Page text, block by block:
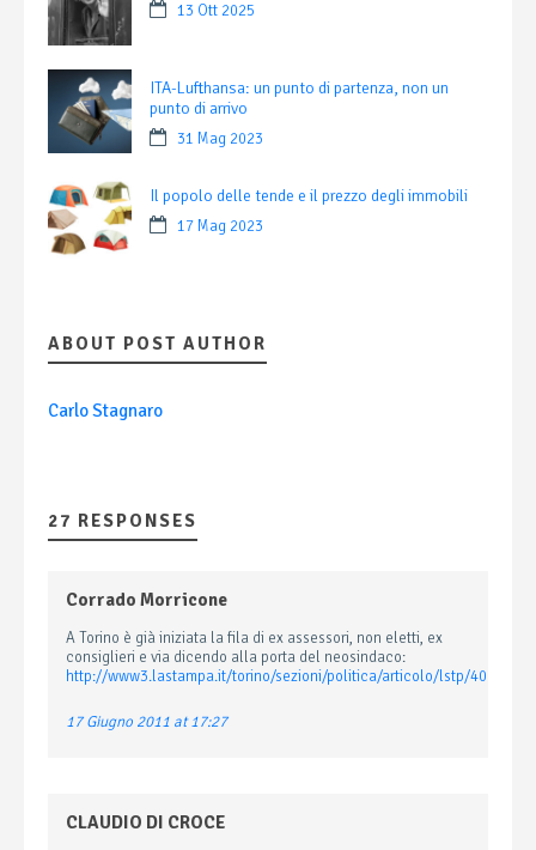
13 Ott 2025
ITA-Lufthansa: un punto di partenza, non un
punto di arrivo
31 Mag 2023
Il popolo delle tende e il prezzo degli immobili
17 Mag 2023
ABOUT POST AUTHOR
Carlo Stagnaro
27 RESPONSES
Corrado Morricone
A Torino è già iniziata la fila di ex assessori, non eletti, ex
consiglieri e via dicendo alla porta del neosindaco:
http://www3.lastampa.it/torino/sezioni/politica/articolo/lstp/407363/
17 Giugno 2011 at 17:27
CLAUDIO DI CROCE